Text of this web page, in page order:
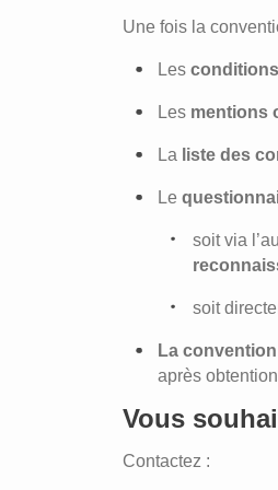
Une fois la
Les
Les mentions
La liste des
Le
soit via
soit
La
après
Vous
Contactez :